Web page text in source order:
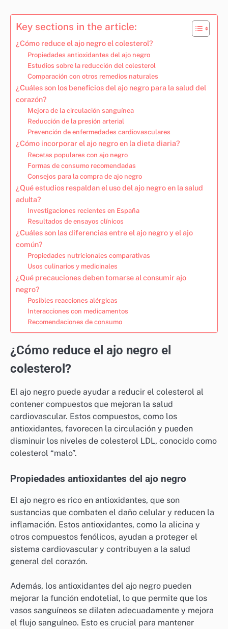
Key sections in the article:
¿Cómo reduce el ajo negro el colesterol?
Propiedades antioxidantes del ajo negro
Estudios sobre la reducción del colesterol
Comparación con otros remedios naturales
¿Cuáles son los beneficios del ajo negro para la salud del
corazón?
Mejora de la circulación sanguínea
Reducción de la presión arterial
Prevención de enfermedades cardiovasculares
¿Cómo incorporar el ajo negro en la dieta diaria?
Recetas populares con ajo negro
Formas de consumo recomendadas
Consejos para la compra de ajo negro
¿Qué estudios respaldan el uso del ajo negro en la salud
adulta?
Investigaciones recientes en España
Resultados de ensayos clínicos
¿Cuáles son las diferencias entre el ajo negro y el ajo
común?
Propiedades nutricionales comparativas
Usos culinarios y medicinales
¿Qué precauciones deben tomarse al consumir ajo
negro?
Posibles reacciones alérgicas
Interacciones con medicamentos
Recomendaciones de consumo
¿Cómo reduce el ajo negro el
colesterol?
El ajo negro puede ayudar a reducir el colesterol al
contener compuestos que mejoran la salud
cardiovascular. Estos compuestos, como los
antioxidantes, favorecen la circulación y pueden
disminuir los niveles de colesterol LDL, conocido como
colesterol “malo”.
Propiedades antioxidantes del ajo negro
El ajo negro es rico en antioxidantes, que son
sustancias que combaten el daño celular y reducen la
inflamación. Estos antioxidantes, como la alicina y
otros compuestos fenólicos, ayudan a proteger el
sistema cardiovascular y contribuyen a la salud
general del corazón.
Además, los antioxidantes del ajo negro pueden
mejorar la función endotelial, lo que permite que los
vasos sanguíneos se dilaten adecuadamente y mejora
el flujo sanguíneo. Esto es crucial para mantener